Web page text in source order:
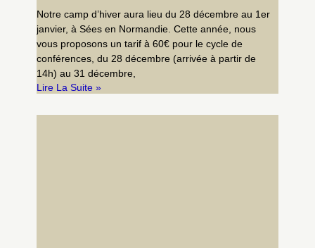
Notre camp d’hiver aura lieu du 28 décembre au 1er
janvier, à Sées en Normandie. Cette année, nous
vous proposons un tarif à 60€ pour le cycle de
conférences, du 28 décembre (arrivée à partir de
14h) au 31 décembre,
Lire La Suite »